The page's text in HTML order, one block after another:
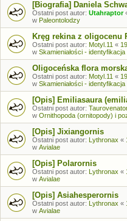
[Biografia] Daniela
Ostatni post autor: Utahraptor
w Paleontolodzy
Kręg rekina z oligocenu
Ostatni post autor: Motyl.11 «
w Skamieniałości - identyfikacja
Oligoceńska flora
Ostatni post autor: Motyl.11 «
w Skamieniałości - identyfikacja
[Opis] Emiliasaura
Ostatni post autor:
w Ornithopoda (ornitopody) i
[Opis] Jixiangornis
Ostatni post autor: Lythronax «
w Avialae
[Opis] Polarornis
Ostatni post autor: Lythronax «
w Avialae
[Opis] Asiahesperornis
Ostatni post autor: Lythronax «
w Avialae